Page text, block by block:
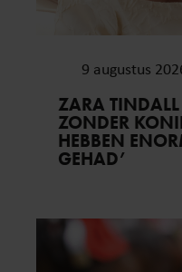
9 augustus
ZARA
ZONDER
HEBBEN
GEHAD’